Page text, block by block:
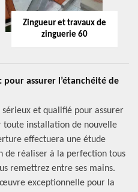
Zingueur et travaux de
zinguerie 60
assurer l’étanchéité de
sérieux et qualifié pour assurer
toute installation de nouvelle
effectuera une étude
de réaliser à la perfection tous
remettrez entre ses mains.
exceptionnelle pour la